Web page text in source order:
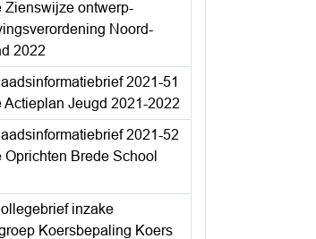
Zienswijze ontwerp-
Noord-
2022
2021-51
Actieplan Jeugd 2021-2022
2021-52
Oprichten Brede School
inzake
Koersbepaling Koers